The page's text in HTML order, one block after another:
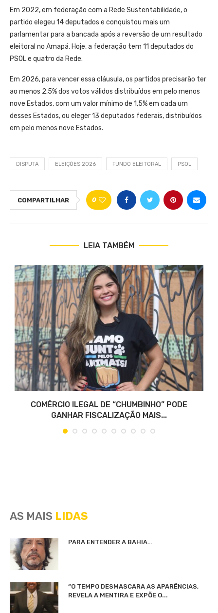
Em 2022, em federação com a Rede Sustentabilidade, o
partido elegeu 14 deputados e conquistou mais um
parlamentar para a bancada após a reversão de um resultado
eleitoral no Amapá. Hoje, a federação tem 11 deputados do
PSOL e quatro da Rede.
Em 2026, para vencer essa cláusula, os partidos precisarão ter
ao menos 2,5% dos votos válidos distribuídos em pelo menos
nove Estados, com um valor mínimo de 1,5% em cada um
desses Estados, ou eleger 13 deputados federais, distribuídos
em pelo menos nove Estados.
DISPUTA ELEIÇÕES 2026 FUNDO ELEITORAL PSOL
COMPARTILHAR 0
LEIA TAMBÉM
COMÉRCIO ILEGAL DE “CHUMBINHO” PODE
GANHAR FISCALIZAÇÃO MAIS...
AS MAIS LIDAS
PARA ENTENDER A BAHIA…
“O TEMPO DESMASCARA AS APARÊNCIAS,
REVELA A MENTIRA E EXPÕE O...